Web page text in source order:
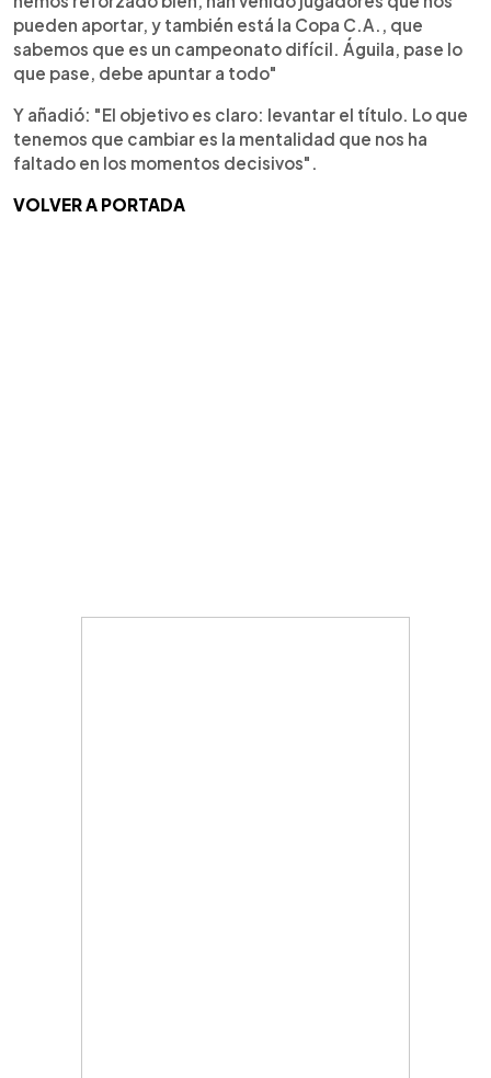
pueden aportar, y también está la Copa C.A., que
sabemos que es un campeonato difícil. Águila, pase lo
que pase, debe apuntar a todo"
Y añadió: "El objetivo es claro: levantar el título. Lo que
tenemos que cambiar es la mentalidad que nos ha
faltado en los momentos decisivos".
VOLVER A PORTADA